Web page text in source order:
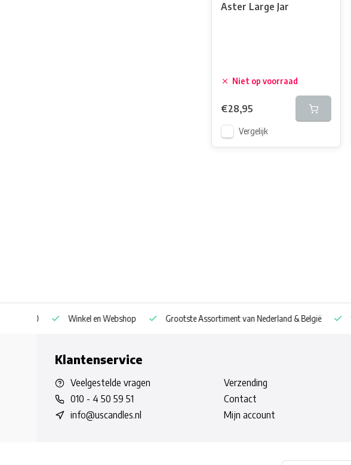
Aster Large Jar
Niet op voorraad
€28,95
Vergelijk
Winkel en Webshop Grootste Assortiment van Nederland & België
Klantenservice
Veelgestelde vragen
010 - 4 50 59 51
info@uscandles.nl
Verzending
Contact
Mijn account